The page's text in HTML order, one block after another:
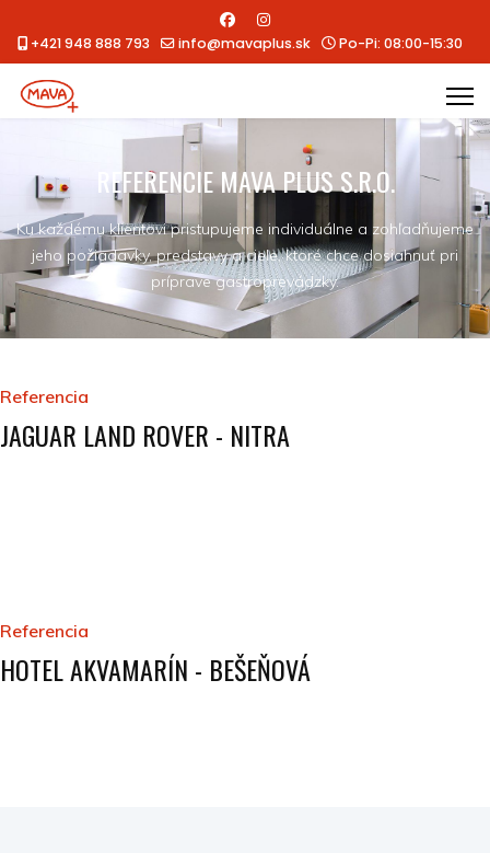
+421 948 888 793 info@mavaplus.sk Po-Pi: 08:00-15:30
REFERENCIE MAVA PLUS S.R.O.
Ku každému klientovi pristupujeme individuálne a zohľadňujeme
jeho požiadavky, predstavy a ciele, ktoré chce dosiahnuť pri
príprave gastroprevádzky.
Referencia
JAGUAR LAND ROVER - NITRA
Referencia
HOTEL AKVAMARÍN - BEŠEŇOVÁ